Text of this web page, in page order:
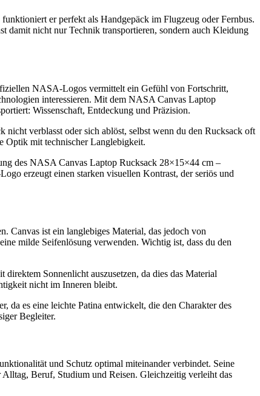
er perfekt als Handgepäck im Flugzeug oder Fernbus.
damit nicht nur Technik transportieren, sondern auch Kleidung
NASA-Logos vermittelt ein Gefühl von Fortschritt,
interessieren. Mit dem NASA Canvas Laptop
Wissenschaft, Entdeckung und Präzision.
verblasst oder sich ablöst, selbst wenn du den Rucksack oft
Optik mit technischer Langlebigkeit.
des NASA Canvas Laptop Rucksack 28×15×44 cm –
erzeugt einen starken visuellen Kontrast, der seriös und
Canvas ist ein langlebiges Material, das jedoch von
milde Seifenlösung verwenden. Wichtig ist, dass du den
Sonnenlicht auszusetzen, da dies das Material
nicht im Inneren bleibt.
da es eine leichte Patina entwickelt, die den Charakter des
Begleiter.
und Schutz optimal miteinander verbindet. Seine
Beruf, Studium und Reisen. Gleichzeitig verleiht das